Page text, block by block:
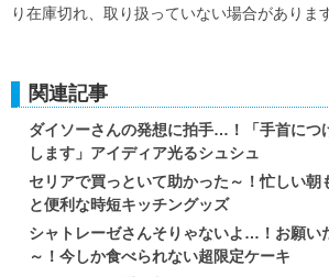
り在庫切れ、取り扱っていない場合がありま
関連記事
ダイソーさんの発想に拍手…！「手首に
します」アイディア光るシュシュ
セリアで買っといて助かった～！忙しい朝
と便利な時短キッチングッズ
シャトレーゼさんそりゃないよ…！お願い
～！今しか食べられない超限定ケーキ